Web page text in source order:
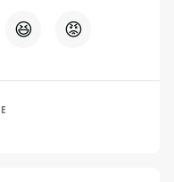
😆 😡